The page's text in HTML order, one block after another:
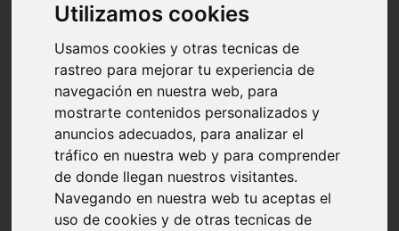
Utilizamos cookies
Usamos cookies y otras tecnicas de
rastreo para mejorar tu experiencia de
navegación en nuestra web, para
mostrarte contenidos personalizados y
anuncios adecuados, para analizar el
tráfico en nuestra web y para comprender
de donde llegan nuestros visitantes.
Navegando en nuestra web tu aceptas el
uso de cookies y de otras tecnicas de
Encuentra
compañía en
Santander
ALQUILAR AMIGOS EN
SANTANDER
Inicio Amigos - Amigas Santander